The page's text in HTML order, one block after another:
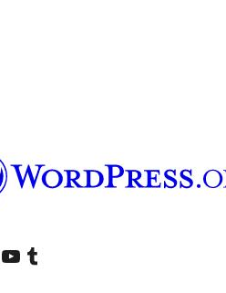
आमच्या यूट्यूब चॅनेलला भेट द्या आमच्या टंबलर खात्याला भेट द्या.